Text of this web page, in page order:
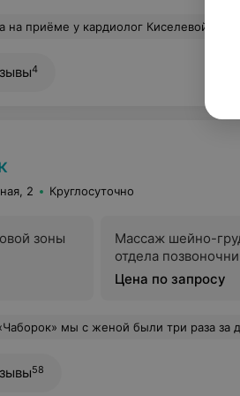
именно у кардиолог,так у меня ухудшилось состояние.Все эти же вопросы я задавала ВОП,но не получила ответов.Я рассказала,что я принимаю и что это мне назначил ВОП,кардиолог скептически посмеялась,начала меня перебивать и сказала обратиться к заведующей поликлинники,назвав её имя отчество,что бы она поменяла мне врача.Я показала кардиологу выписки из больницы,на что она сказала,что они должны храниться не у меня в сумке,а в карточке.Самое интересное про карточку,я заказала её в пол.на
4
2 Круглосуточно
зоны
Массаж шейно-
отдела
Цена по запросу
на хороших заграничных курортах, но это все был пляжный отдых. Один раз были в санатории под Минском. С возрастом у жены появились проблемы с позвоночником, с суставами. Она узнала, что суставы лечат в «Чаборке» грязями, а для позвоночника есть уникальные процедуры. Я же всю жизнь имею артериальную гипертензию (повышенное давление). К тому же работа у меня сидячая, всю жизнь работаю программистом. Так что мы решили рискнуть и поехали. И
58